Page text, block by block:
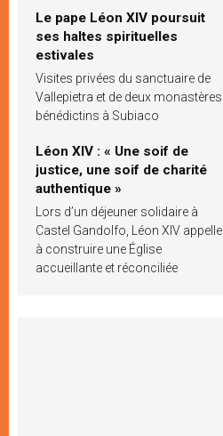
Le pape Léon XIV poursuit
ses haltes spirituelles
estivales
Visites privées du sanctuaire de
Vallepietra et de deux monastères
bénédictins à Subiaco
Léon XIV : « Une soif de
justice, une soif de charité
authentique »
Lors d’un déjeuner solidaire à
Castel Gandolfo, Léon XIV appelle
à construire une Église
accueillante et réconciliée